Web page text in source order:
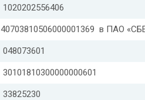
1020202556406
40703810506000001369 в ПАО
048073601
30101810300000000601
33825230